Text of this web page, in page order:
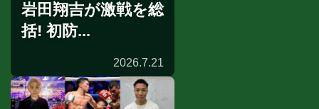
岩田翔吉が激戦を総
括! 初防...
2026.7.21